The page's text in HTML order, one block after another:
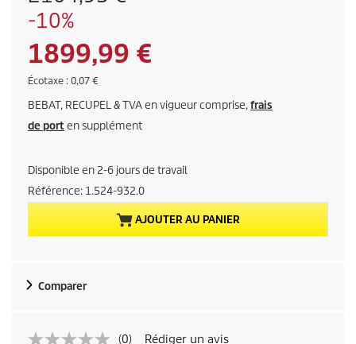
i
x
d
e
l
'
a
c
i
e
n
p
o
d
É
c
o
n
o
m
i
-10%
P
r
i
a
c
u
1899,99 €
É
o
t
a
Écotaxe : 0,07 €
BEBAT, RECUPEL & TVA en vigueur comprise,frais
de porten supplément
Disponible en 2-6 jours de travail
Référence: 1.524-932.0
AJOUTER AU PANIER
Comparer
(0) Rédiger un avis